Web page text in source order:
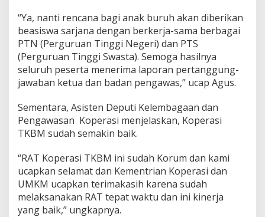
“Ya, nanti rencana bagi anak buruh akan diberikan
beasiswa sarjana dengan berkerja-sama berbagai
PTN (Perguruan Tinggi Negeri) dan PTS
(Perguruan Tinggi Swasta). Semoga hasilnya
seluruh peserta menerima laporan pertanggung-
jawaban ketua dan badan pengawas,” ucap Agus.
Sementara, Asisten Deputi Kelembagaan dan
Pengawasan Koperasi menjelaskan, Koperasi
TKBM sudah semakin baik.
“RAT Koperasi TKBM ini sudah Korum dan kami
ucapkan selamat dan Kementrian Koperasi dan
UMKM ucapkan terimakasih karena sudah
melaksanakan RAT tepat waktu dan ini kinerja
yang baik,” ungkapnya.